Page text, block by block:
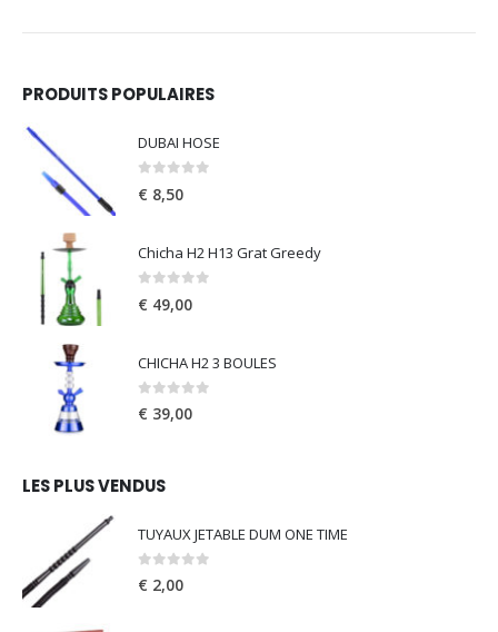
PRODUITS POPULAIRES
DUBAI HOSE
€ 8,50
Chicha H2 H13 Grat Greedy
€ 49,00
CHICHA H2 3 BOULES
0out of 5
€ 39,00
LES PLUS VENDUS
TUYAUX JETABLE DUM ONE TIME
0out of 5
€ 2,00